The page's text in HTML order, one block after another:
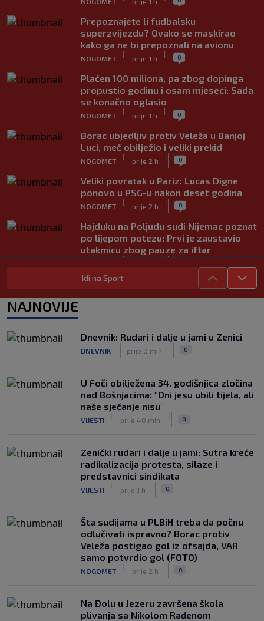
Prepoznajete li fudbalsku
superzvijezdu? Ovako se maskirao
kako ga ne bi prepoznali na avionu
NOGOMET
|
prije 1 h
| 0
Plaćen 100 miliona, pa zbog dopinga
propustio godinu i osam mjeseci: Sada
se konačno oglasio
NOGOMET
|
prije 1 h
| 0
Borac ubjedljiv protiv Veleža u Banjoj
Luci, meč obilježio i veliki prekid
NOGOMET
|
prije 2 h
| 0
Veliki povratak u Pariz: Lucas Digne
ponovo u PSG-u nakon deset godina
NOGOMET
|
prije 2 h
| 0
Hajduku na Poljudu sudi Nijemac poznat
po lijepom potezu: Prvi je zaustavio
utakmicu zbog pauze za iftar
| |
Asistencija iz auta kakva se rijetko viđa:
Preminula jedna od najvećih trenerskih
legendi NBA lige
Idi na Sport
NAJNOVIJE
Dnevnik: Rudari i dalje u jami u Zenici
DNEVNIK prije 0 min. 0
U Foči obilježena 34. godišnjica zločina
nad Bošnjacima: "Oni jesu ubili tijela, ali
naše sjećanje nisu"
VIJESTI prije 40 min. 0
Zenički rudari i dalje u jami: Sutra kreće
radikalizacija protesta, silaze i
predstavnici sindikata
VIJESTI prije 1 h 0
Šta sudijama u PLBiH treba da počnu
odlučivati ispravno? Borac protiv
Veleža postigao gol iz ofsajda, VAR
samo potvrdio gol (FOTO)
NOGOMET prije 2 h 0
Na Đolu u Jezeru završena škola
plivanja sa Nikolom Rađenom